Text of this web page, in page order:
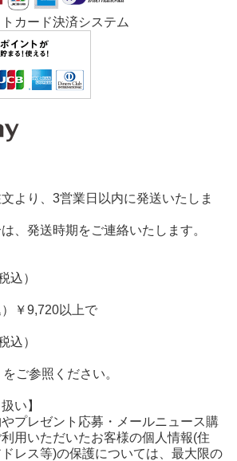
より、3営業日以内に発送いたしま
、発送時期をご連絡いたします。
込）
￥9,720以上で
込）
ご参照ください。
い】
プレゼント応募・メールニュース購
用いただいたお客様の個人情報(住
レス等)の保護については、最大限の